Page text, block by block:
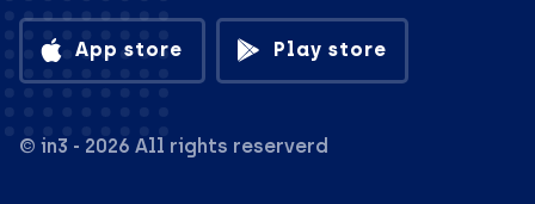
App store Play store
© in3 - 2026 All rights reserverd